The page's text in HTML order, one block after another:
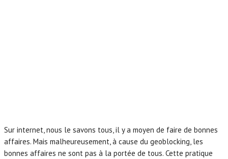
Sur internet, nous le savons tous, il y a moyen de faire de bonnes
affaires. Mais malheureusement, à cause du geoblocking, les
bonnes affaires ne sont pas à la portée de tous. Cette pratique